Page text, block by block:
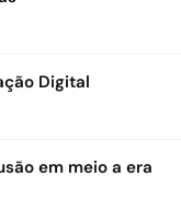
Digital
em meio a era